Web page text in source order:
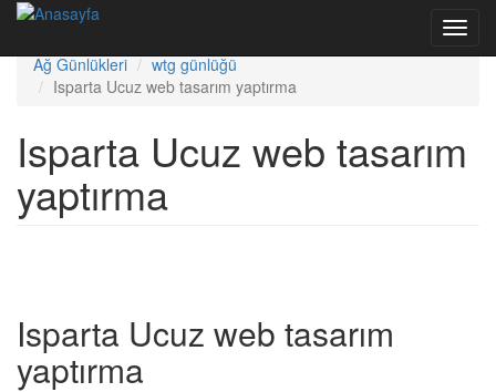
Ana içeriğe atla
Ağ Günlükleri
wtg günlüğü
Isparta Ucuz web tasarım yaptırma
Isparta Ucuz web tasarım
yaptırma
Isparta Ucuz web tasarım
yaptırma